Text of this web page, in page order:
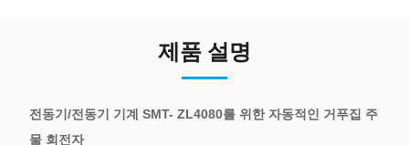
제품 설명
전동기/전동기 기계 SMT- ZL4080를 위한 자동적인 거푸집 주
물 회전자